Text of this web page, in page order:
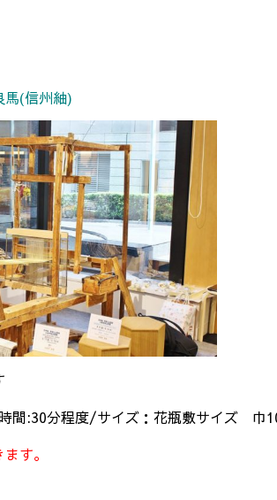
(信州紬)
間:30分程度/サイズ：花瓶敷サイズ 巾
す。